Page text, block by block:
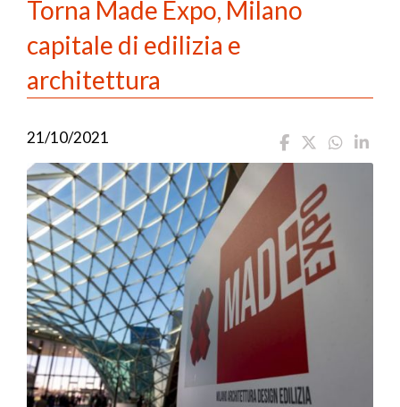
Torna Made Expo, Milano
capitale di edilizia e
architettura
21/10/2021